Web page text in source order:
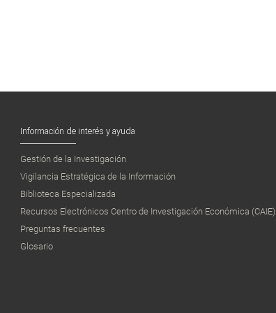
Información de interés y ayuda
Gestión de la Investigación
Vigilancia Estratégica de la Información
Biblioteca Especializada
Recursos Electrónicos Centro de Investigación Económica (CAIE)
Preguntas frecuentes
Glosario